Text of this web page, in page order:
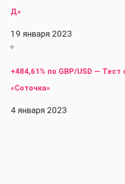
Д»
19 января 2023
+484,61% по GBP/USD — Тест
«Соточка»
4 января 2023